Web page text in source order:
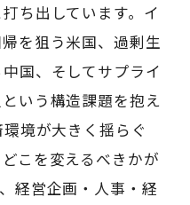
ち出しています。イ
を狙う米国、過剰生
国、そしてサプライ
いう構造課題を抱え
環境が大きく揺らぐ
こを変えるべきかが
経営企画・人事・経